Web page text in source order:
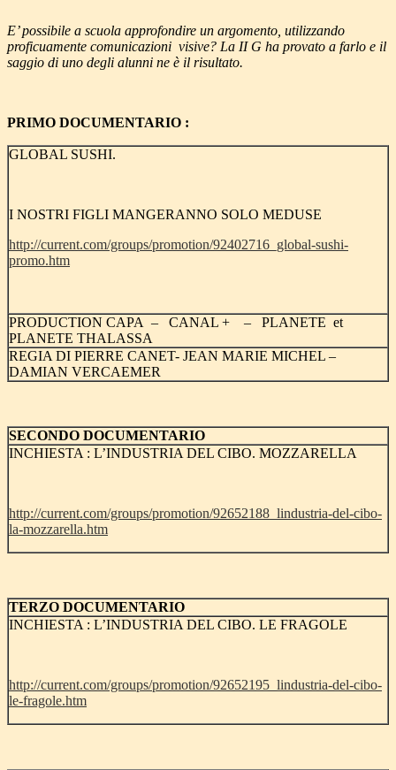
E’ possibile a scuola approfondire un argomento, utilizzando
proficuamente comunicazioni visive? La II G ha provato a farlo e il
saggio di uno degli alunni ne è il risultato.
PRIMO DOCUMENTARIO :
GLOBAL SUSHI.
I NOSTRI FIGLI MANGERANNO SOLO MEDUSE
http://current.com/groups/promotion/92402716_global-sushi-
promo.htm
PRODUCTION CAPA – CANAL + – PLANETE et
PLANETE THALASSA
REGIA DI PIERRE CANET- JEAN MARIE MICHEL –
DAMIAN VERCAEMER
SECONDO DOCUMENTARIO
INCHIESTA : L’INDUSTRIA DEL CIBO. MOZZARELLA
http://current.com/groups/promotion/92652188_lindustria-del-cibo-
la-mozzarella.htm
TERZO DOCUMENTARIO
INCHIESTA : L’INDUSTRIA DEL CIBO. LE FRAGOLE
http://current.com/groups/promotion/92652195_lindustria-del-cibo-
le-fragole.htm